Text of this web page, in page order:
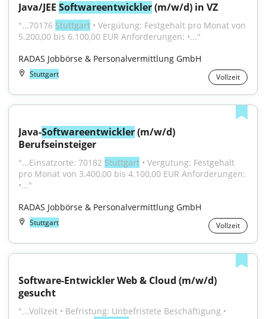
Java/JEE Softwareentwickler (m/w/d) in VZ
"...70176 Stuttgart • Vergütung: Festgehalt pro Monat von
5.200,00 bis 6.100,00 EUR Anforderungen: •..."
RADAS Jobbörse & Personalvermittlung GmbH
Stuttgart Vollzeit
Java-Softwareentwickler (m/w/d)
Berufseinsteiger
"...Einsatzorte: 70182 Stuttgart • Vergütung: Festgehalt
pro Monat von 3.400,00 bis 4.100,00 EUR Anforderungen:
•..."
RADAS Jobbörse & Personalvermittlung GmbH
Stuttgart Vollzeit
Software-Entwickler Web & Cloud (m/w/d)
gesucht
"...Vollzeit • Befristung: Unbefristete Beschäftigung •